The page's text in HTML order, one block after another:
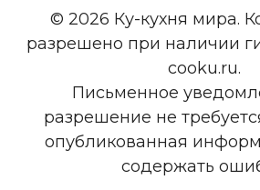
© 2026 Ку-кухня мира.
разрешено при наличии
cooku.ru.
Письменное
разрешение не
опубликованная
содержать